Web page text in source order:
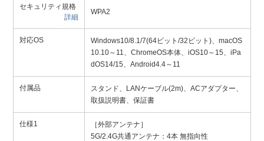
セキュリティ規格
詳細
WPA2
対応OS
Windows10/8.1/7(64ビット/32ビット)、macOS
10.10～11、ChromeOS本体、iOS10～15、iPa
dOS14/15、Android4.4～11
付属品
スタンド、LANケーブル(2m)、ACアダプター、
取扱説明書、保証書
仕様1
［外部アンテナ］
5G/2.4G共通アンテナ：4本 無指向性